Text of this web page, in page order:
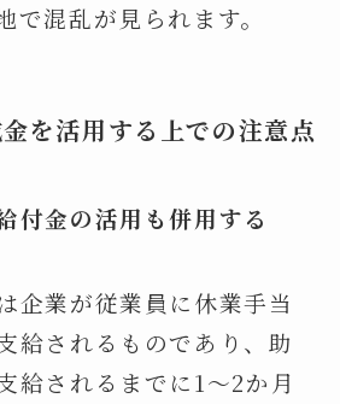
で混乱が見られます。
を活用する上での注意点
付金の活用も併用する
企業が従業員に休業手当
給されるものであり、助
給されるまでに1～2か月